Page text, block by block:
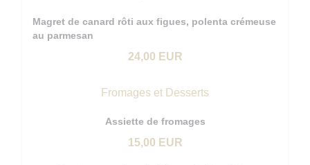
Magret de canard rôti aux figues, polenta crémeuse
au parmesan
24,00 EUR
Fromages et Desserts
Assiette de fromages
15,00 EUR